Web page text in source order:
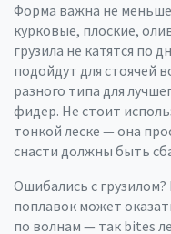
Форма важна не
курковые, плоские,
грузила не катятся по
подойдут для стоячей
разного типа для
фидер. Не стоит
тонкой леске — она
снасти должны быть
Ошибались с
поплавок может
по волнам — так bites